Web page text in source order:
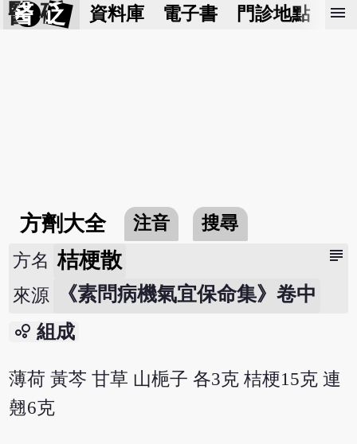
醫 砭 資料庫 電子書 門診地點 預
menu
方劑大全 注音 搜尋
subject
方名 桔梗散
來源 《素問病機氣宜保命集》卷中
bubble_chart 組成
薄荷 黃芩 甘草 山梔子 各3克 桔梗15克 連
翹6克